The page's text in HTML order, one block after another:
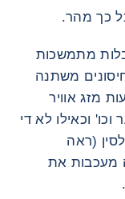
כך מהר.
מתמשכות
משתנה
מזג אוויר
וכו' וכאילו לא די
(ראה
מעכבות את